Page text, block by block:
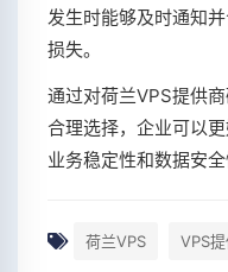
发生时能够及时通知
损失。
通过对荷兰VPS提供
合理选择，企业可以
业务稳定性和数据安全
荷兰VPS VPS